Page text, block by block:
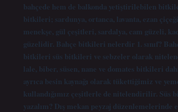
bahçede hem de balkonda yetiştirilebilen
bitkileri; sardunya, ortanca, lavanta, ezan
menekşe, gül çeşitleri, sardalya, cam güzeli,
güzelidir. Bahçe bitkileri nelerdir 1. sınıf?
bitkileri süs bitkileri ve sebzeler olarak
lale, biber, süsen, nane ve domates bitkileri
ayrıca besin kaynağı olarak tükettiğimiz ve
kullandığımız çeşitlerle de nitelendirilir. Süs
yazalım? Dış mekan peyzaj düzenlemelerinde